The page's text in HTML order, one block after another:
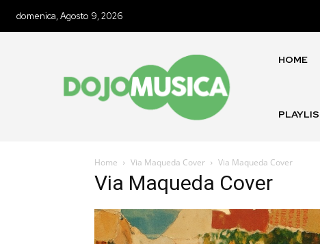
domenica, Agosto 9, 2026
HOME
Home Via Maqueda Cover Via Maqueda Cover
Via Maqueda Cover